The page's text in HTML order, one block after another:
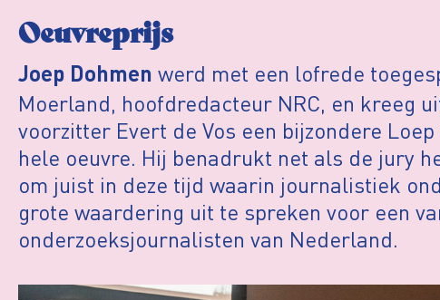
Oeuvreprijs
Joep Dohmen werd met een lofrede
Moerland, hoofdredacteur NRC, en kreeg
voorzitter Evert de Vos een bijzondere
hele oeuvre. Hij benadrukt net als de jury
om juist in deze tijd waarin journalistiek
grote waardering uit te spreken voor een
onderzoeksjournalisten van Nederland.